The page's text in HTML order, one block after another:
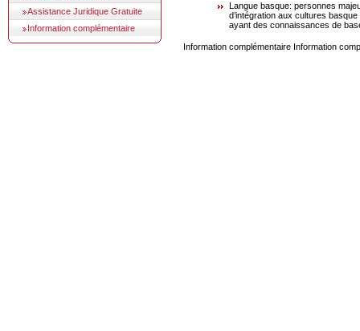
Assistance Juridique Gratuite
Information complémentaire
Langue basque: personnes
d’intégration aux cultures
ayant des connaissances de
Information complémentaire Information